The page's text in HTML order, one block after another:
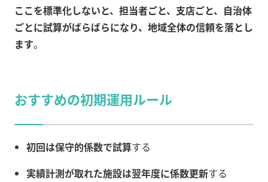
ここを標準化しないと、担当者ごと、支店ごと、自治体
ごとに試算がばらばらになり、地域全体の信頼を落とし
ます。
おすすめの初期運用ルール
初回は保守的係数で試算する
実績計測が取れた施設は翌年度に係数更新する